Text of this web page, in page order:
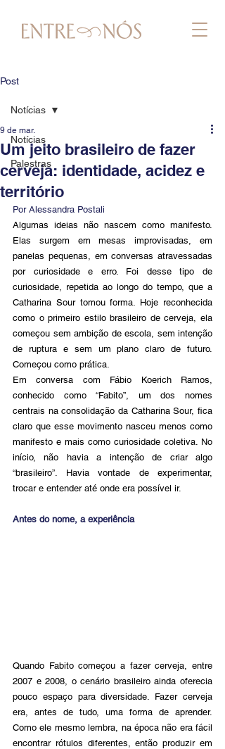
Post
Notícias
Palestras
Notícias
Um jeito brasileiro de fazer
cerveja: identidade, acidez e
território
9 de mar.
Por Alessandra Postali
Algumas ideias não nascem como manifesto.
Elas surgem em mesas improvisadas, em
panelas pequenas, em conversas atravessadas
por curiosidade e erro. Foi desse tipo de
curiosidade, repetida ao longo do tempo, que a
Catharina Sour tomou forma. Hoje reconhecida
como o primeiro estilo brasileiro de cerveja, ela
começou sem ambição de escola, sem intenção
de ruptura e sem um plano claro de futuro.
Começou como prática.
Em conversa com Fábio Koerich Ramos,
conhecido como “Fabito”, um dos nomes
centrais na consolidação da Catharina Sour, fica
claro que esse movimento nasceu menos como
manifesto e mais como curiosidade coletiva. No
início, não havia a intenção de criar algo
“brasileiro”. Havia vontade de experimentar,
trocar e entender até onde era possível ir.
Antes do nome, a experiência
Quando Fabito começou a fazer cerveja, entre
2007 e 2008, o cenário brasileiro ainda oferecia
pouco espaço para diversidade. Fazer cerveja
era, antes de tudo, uma forma de aprender.
Como ele mesmo lembra, na época não era fácil
encontrar rótulos diferentes, então produzir em